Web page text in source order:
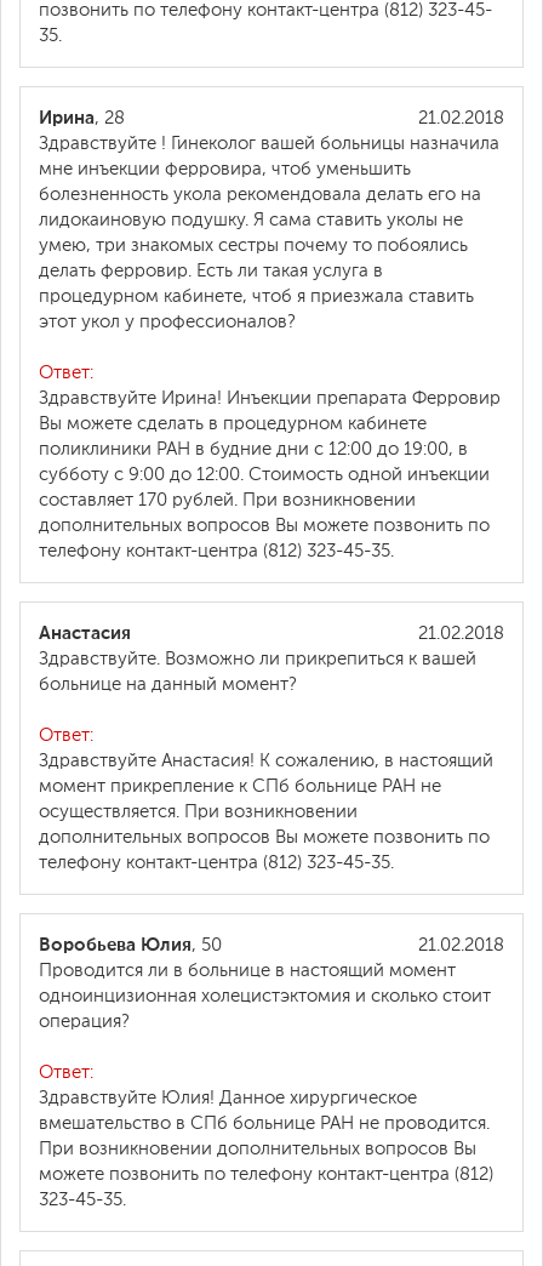
позвонить по телефону контакт-центра (812) 323-45-
35.
21.02.2018
Ирина, 28
Здравствуйте ! Гинеколог вашей больницы назначила
мне инъекции ферровира, чтоб уменьшить
болезненность укола рекомендовала делать его на
лидокаиновую подушку. Я сама ставить уколы не
умею, три знакомых сестры почему то побоялись
делать ферровир. Есть ли такая услуга в
процедурном кабинете, чтоб я приезжала ставить
этот укол у профессионалов?
Ответ:
Здравствуйте Ирина! Инъекции препарата Ферровир
Вы можете сделать в процедурном кабинете
поликлиники РАН в будние дни с 12:00 до 19:00, в
субботу с 9:00 до 12:00. Стоимость одной инъекции
составляет 170 рублей. При возникновении
дополнительных вопросов Вы можете позвонить по
телефону контакт-центра (812) 323-45-35.
21.02.2018
Анастасия
Здравствуйте. Возможно ли прикрепиться к вашей
больнице на данный момент?
Ответ:
Здравствуйте Анастасия! К сожалению, в настоящий
момент прикрепление к СПб больнице РАН не
осуществляется. При возникновении
дополнительных вопросов Вы можете позвонить по
телефону контакт-центра (812) 323-45-35.
21.02.2018
Воробьева Юлия, 50
Проводится ли в больнице в настоящий момент
одноинцизионная холецистэктомия и сколько стоит
операция?
Ответ:
Здравствуйте Юлия! Данное хирургическое
вмешательство в СПб больнице РАН не проводится.
При возникновении дополнительных вопросов Вы
можете позвонить по телефону контакт-центра (812)
323-45-35.